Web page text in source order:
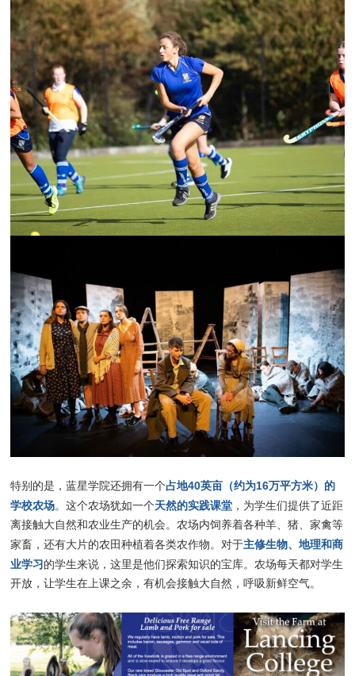
特别的是，蓝星学院还拥有一个占地40英亩（约为16万平方米）的
学校农场。这个农场犹如一个天然的实践课堂 ，为学生们提供了近距
离接触大自然和农业生产的机会。农场内饲养着各种羊、猪、家禽等
家畜，还有大片的农田种植着各类农作物。对于主修生物、地理和商
业学习的学生来说，这里是他们探索知识的宝库。农场每天都对学生
开放，让学生在上课之余，有机会接触大自然，呼吸新鲜空气。